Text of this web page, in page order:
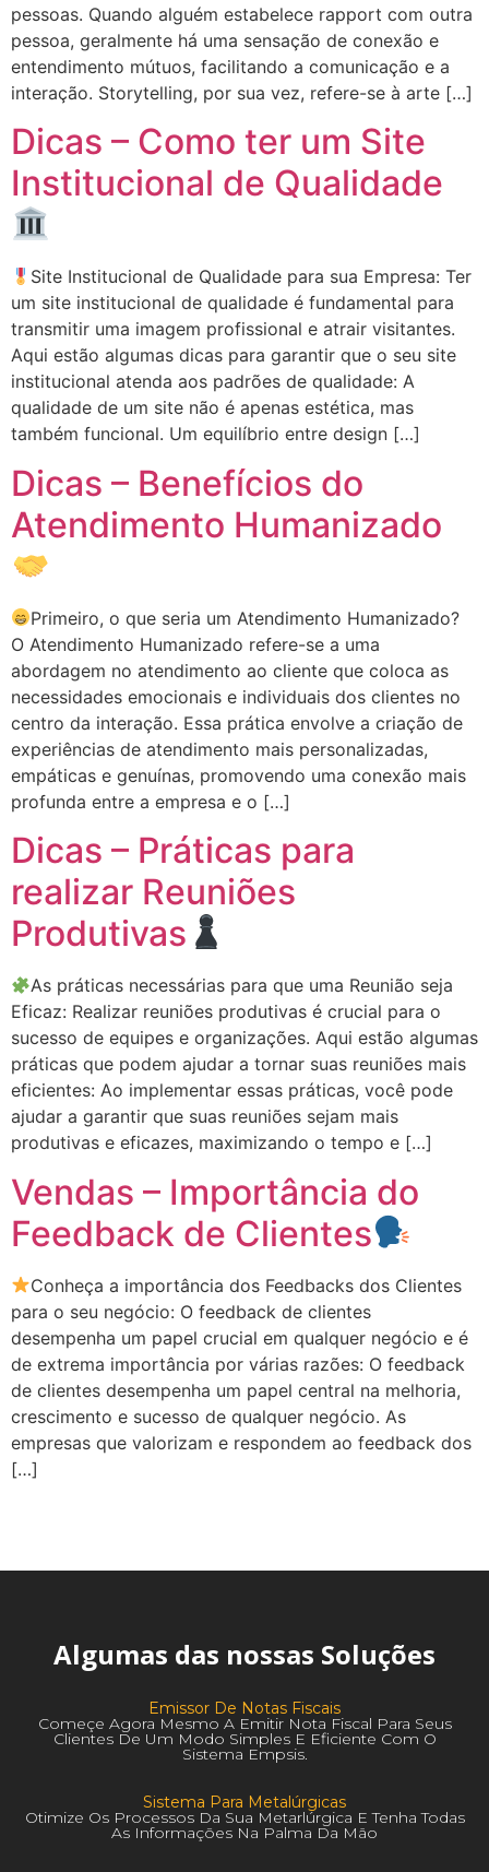
pessoas. Quando alguém estabelece rapport com outra
pessoa, geralmente há uma sensação de conexão e
entendimento mútuos, facilitando a comunicação e a
interação. Storytelling, por sua vez, refere-se à arte […]
Dicas – Como ter um Site
Institucional de Qualidade
Site Institucional de Qualidade para sua Empresa: Ter
um site institucional de qualidade é fundamental para
transmitir uma imagem profissional e atrair visitantes.
Aqui estão algumas dicas para garantir que o seu site
institucional atenda aos padrões de qualidade: A
qualidade de um site não é apenas estética, mas
também funcional. Um equilíbrio entre design […]
Dicas – Benefícios do
Atendimento Humanizado
Primeiro, o que seria um Atendimento Humanizado?
O Atendimento Humanizado refere-se a uma
abordagem no atendimento ao cliente que coloca as
necessidades emocionais e individuais dos clientes no
centro da interação. Essa prática envolve a criação de
experiências de atendimento mais personalizadas,
empáticas e genuínas, promovendo uma conexão mais
profunda entre a empresa e o […]
Dicas – Práticas para
realizar Reuniões
Produtivas
As práticas necessárias para que uma Reunião seja
Eficaz: Realizar reuniões produtivas é crucial para o
sucesso de equipes e organizações. Aqui estão algumas
práticas que podem ajudar a tornar suas reuniões mais
eficientes: Ao implementar essas práticas, você pode
ajudar a garantir que suas reuniões sejam mais
produtivas e eficazes, maximizando o tempo e […]
Vendas – Importância do
Feedback de Clientes
Conheça a importância dos Feedbacks dos Clientes
para o seu negócio: O feedback de clientes
desempenha um papel crucial em qualquer negócio e é
de extrema importância por várias razões: O feedback
de clientes desempenha um papel central na melhoria,
crescimento e sucesso de qualquer negócio. As
empresas que valorizam e respondem ao feedback dos
[…]
Algumas das nossas Soluções
Emissor De Notas Fiscais
Começe Agora Mesmo A Emitir Nota Fiscal Para Seus
Clientes De Um Modo Simples E Eficiente Com O
Sistema Empsis.
Sistema Para Metalúrgicas
Otimize Os Processos Da Sua Metarlúrgica E Tenha Todas
As Informações Na Palma Da Mão